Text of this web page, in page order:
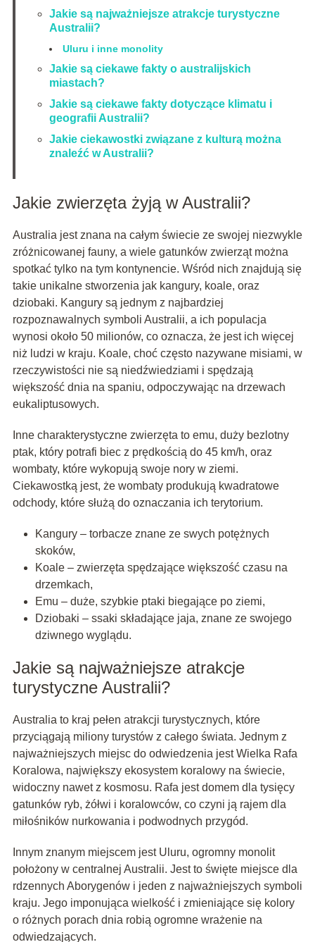
Jakie są najważniejsze atrakcje turystyczne
Australii?
Uluru i inne monolity
Jakie są ciekawe fakty o australijskich
miastach?
Jakie są ciekawe fakty dotyczące klimatu i
geografii Australii?
Jakie ciekawostki związane z kulturą można
znaleźć w Australii?
Jakie zwierzęta żyją w Australii?
Australia jest znana na całym świecie ze swojej niezwykle
zróżnicowanej fauny, a wiele gatunków zwierząt można
spotkać tylko na tym kontynencie. Wśród nich znajdują się
takie unikalne stworzenia jak kangury, koale, oraz
dziobaki. Kangury są jednym z najbardziej
rozpoznawalnych symboli Australii, a ich populacja
wynosi około 50 milionów, co oznacza, że jest ich więcej
niż ludzi w kraju. Koale, choć często nazywane misiami, w
rzeczywistości nie są niedźwiedziami i spędzają
większość dnia na spaniu, odpoczywając na drzewach
eukaliptusowych.
Inne charakterystyczne zwierzęta to emu, duży bezlotny
ptak, który potrafi biec z prędkością do 45 km/h, oraz
wombaty, które wykopują swoje nory w ziemi.
Ciekawostką jest, że wombaty produkują kwadratowe
odchody, które służą do oznaczania ich terytorium.
Kangury – torbacze znane ze swych potężnych
skoków,
Koale – zwierzęta spędzające większość czasu na
drzemkach,
Emu – duże, szybkie ptaki biegające po ziemi,
Dziobaki – ssaki składające jaja, znane ze swojego
dziwnego wyglądu.
Jakie są najważniejsze atrakcje
turystyczne Australii?
Australia to kraj pełen atrakcji turystycznych, które
przyciągają miliony turystów z całego świata. Jednym z
najważniejszych miejsc do odwiedzenia jest Wielka Rafa
Koralowa, największy ekosystem koralowy na świecie,
widoczny nawet z kosmosu. Rafa jest domem dla tysięcy
gatunków ryb, żółwi i koralowców, co czyni ją rajem dla
miłośników nurkowania i podwodnych przygód.
Innym znanym miejscem jest Uluru, ogromny monolit
położony w centralnej Australii. Jest to święte miejsce dla
rdzennych Aborygenów i jeden z najważniejszych symboli
kraju. Jego imponująca wielkość i zmieniające się kolory
o różnych porach dnia robią ogromne wrażenie na
odwiedzających.